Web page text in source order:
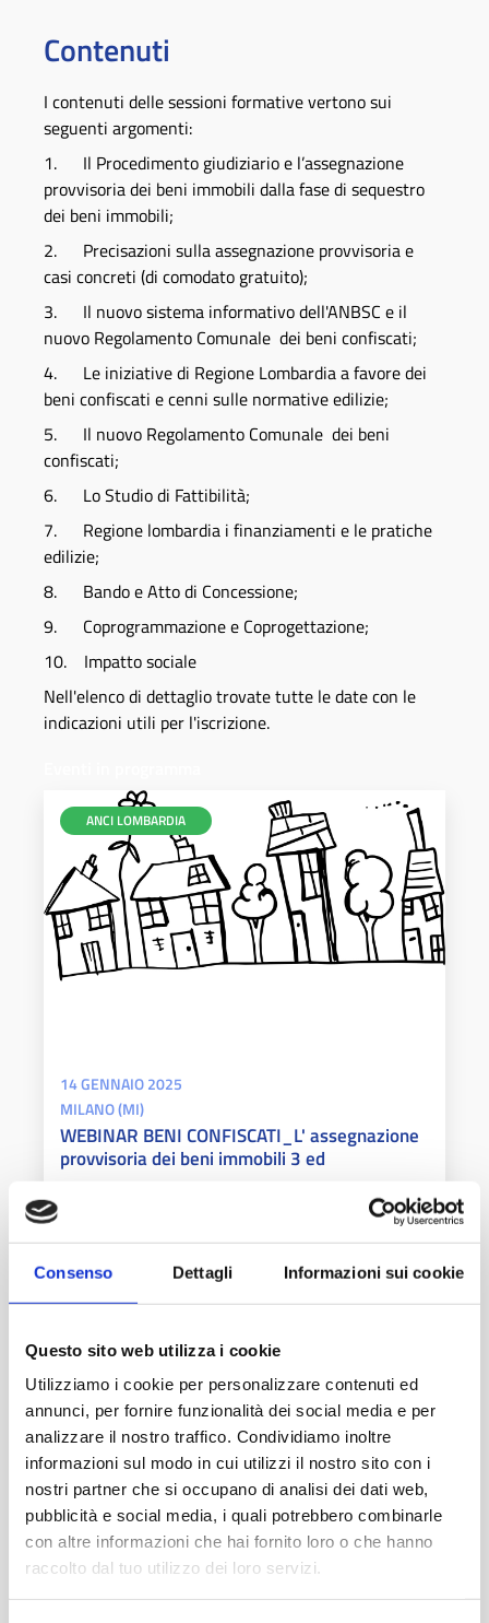
Consenso Dettagli Informazioni sui cookie
Questo sito web utilizza i cookie
Utilizziamo i cookie per personalizzare contenuti ed
annunci, per fornire funzionalità dei social media e per
analizzare il nostro traffico. Condividiamo inoltre
informazioni sul modo in cui utilizzi il nostro sito con i
nostri partner che si occupano di analisi dei dati web,
pubblicità e social media, i quali potrebbero combinarle
con altre informazioni che hai fornito loro o che hanno
raccolto dal tuo utilizzo dei loro servizi.
Contenuti
I contenuti delle sessioni formative vertono sui
seguenti argomenti:
1. Il Procedimento giudiziario e l’assegnazione
provvisoria dei beni immobili dalla fase di sequestro
dei beni immobili;
2. Precisazioni sulla assegnazione provvisoria e
casi concreti (di comodato gratuito);
3. Il nuovo sistema informativo dell'ANBSC e il
nuovo Regolamento Comunale dei beni confiscati;
4. Le iniziative di Regione Lombardia a favore dei
beni confiscati e cenni sulle normative edilizie;
5. Il nuovo Regolamento Comunale dei beni
confiscati;
6. Lo Studio di Fattibilità;
7. Regione lombardia i finanziamenti e le pratiche
edilizie;
8. Bando e Atto di Concessione;
9. Coprogrammazione e Coprogettazione;
10. Impatto sociale
Nell'elenco di dettaglio trovate tutte le date con le
indicazioni utili per l'iscrizione.
ANCI LOMBARDIA
14 GENNAIO 2025
MILANO (MI)
WEBINAR BENI CONFISCATI_L' assegnazione
provvisoria dei beni immobili 3 ed
ANCI LOMBARDIA
21 GENNAIO 2025
MILANO (MI)
WEBINAR BENI CONFISCATI_Precisazioni